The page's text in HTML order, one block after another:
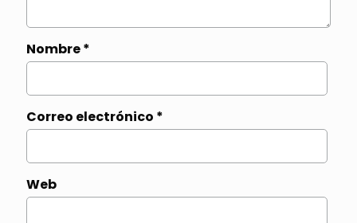
Nombre*
Correo electrónico *
Web